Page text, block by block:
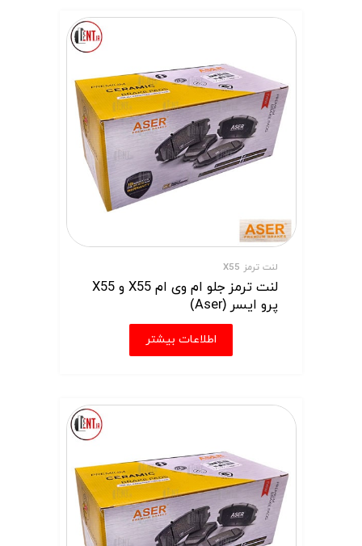
لنت ترمز X55
لنت ترمز جلو ام وی ام X55 و X55
پرو ایسر (Aser)
اطلاعات بیشتر